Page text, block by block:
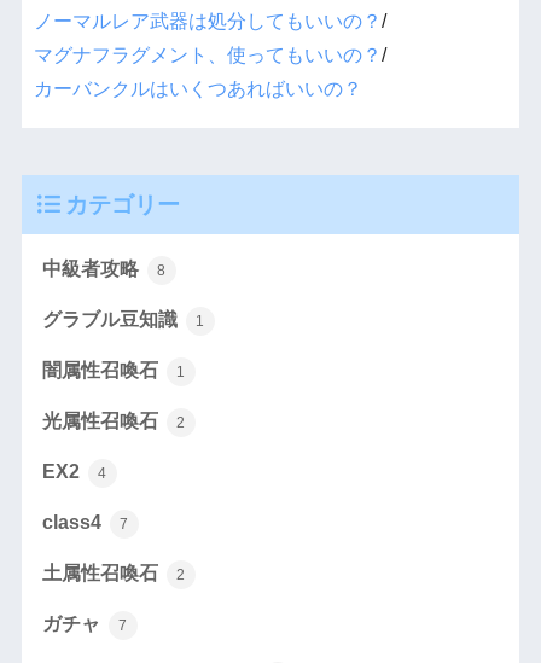
ノーマルレア武器は処分してもいいの？ /
マグナフラグメント、使ってもいいの？ /
カーバンクルはいくつあればいいの？
カテゴリー
中級者攻略 8
グラブル豆知識 1
闇属性召喚石 1
光属性召喚石 2
EX2 4
class4 7
土属性召喚石 2
ガチャ 7